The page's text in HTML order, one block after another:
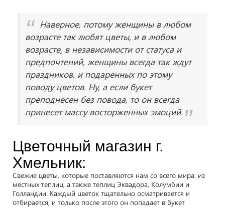
Наверное, потому женщины в любом
возрасте так любят цветы, и в любом
возрасте, в независимости от статуса и
предпочтений, женщины всегда так ждут
праздников, и подаренных по этому
поводу цветов. Ну, а если букет
преподнесен без повода, то он всегда
принесет массу восторженных эмоций.
Цветочный магазин г.
Хмельник:
Свежие цветы, которые поставляются нам со всего мира: из
местных теплиц, а также теплиц Эквадора, Колумбии и
Голландии. Каждый цветок тщательно осматривается и
отбирается, и только после этого он попадает в букет